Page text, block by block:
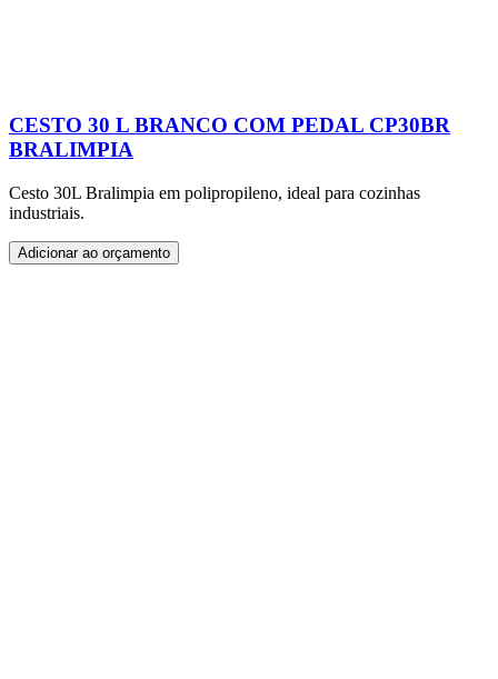
CESTO 30 L BRANCO COM PEDAL CP30BR
BRALIMPIA
Cesto 30L Bralimpia em polipropileno, ideal para cozinhas
industriais.
Adicionar ao orçamento